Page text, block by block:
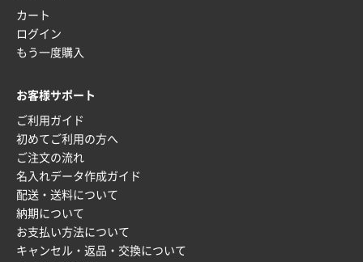
【トートバッグ・エコバッグ】特別ご注文ページ
③1枚
希望の商品の取り扱いがあったので
大阪府のお客様
厚手コットンマチ付トートL ナチュラル(A4対応)
200枚
2025年12月25日 13:33
いつもきちんとしてる。
福島県W社様
カート
ログイン
もう一度購入
お客様サポート
ご利用ガイド
初めてご利用の方へ
ご注文の流れ
名入れデータ作成ガイド
配送・送料について
納期について
お支払い方法について
キャンセル・返品・交換について